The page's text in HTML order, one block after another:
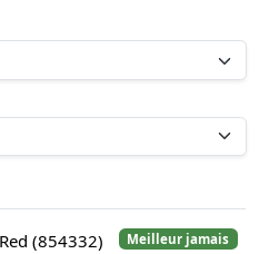
Meilleur jamais
(854332)